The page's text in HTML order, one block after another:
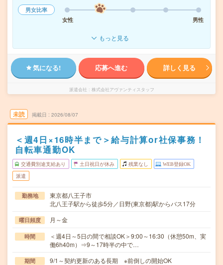
男女比率
女性
男性
もっと見る
気になる! 応募へ進む 詳しく見る
派遣会社 株式会社アヴァンティスタッフ
未読 掲載日 2026/08/07
＜週4日×16時半まで＞給与計算or社保事務！
自転車通勤OK
交通費別途支給あり 土日祝日が休み 残業なし WEB登録OK
派遣
勤務地
東京都八王子市
北八王子駅から徒歩5分／日野(東京都)駅からバス17分
曜日頻度 月～金
時間
＜週4日～5日の間で相談OK＞9:00～16:30（休憩50m、実
働6h40m）⇒9～17時半の中で…
期間 9/1～契約更新のある長期 ※前倒しの開始OK